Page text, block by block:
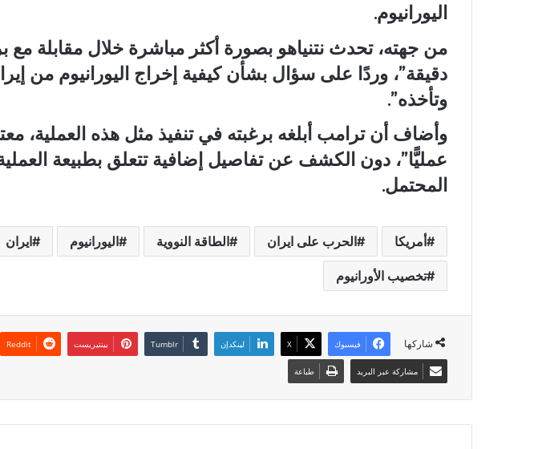
اليورانيوم.
دقيقة”، وردًا على سؤال بشأن كيفية إخراج اليورانيوم من
وتأخذه”.
وأضاف أن ترامب أبلغه برغبته في تنفيذ مثل هذه العملية،
عمليًّا”، دون الكشف عن تفاصيل إضافية تتعلق بطبيعة العملية
المحتمل.
أمريكا الحرب على ايران الطاقة النووية اليورانيوم ايران
تخصيب الأورانيوم
شاركها فيسبوك X لينكدإن بينتيريست
مشاركة عبر البريد طباعة